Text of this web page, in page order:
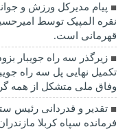
پیام مدیرکل ورزش و
نقره المپیک توسط
قهرمانی است.
زیرگذر سه راه جویبار
تکمیل نهایی پل سه راه
وفاق ملی متشکل از همه
تقدیر و قدردانی رئیس
فرمانده سپاه کربلا